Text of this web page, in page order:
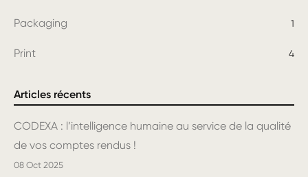
Packaging 1
Print 4
Articles récents
CODEXA : l’intelligence humaine au service de la qualité
de vos comptes rendus !
08 Oct 2025